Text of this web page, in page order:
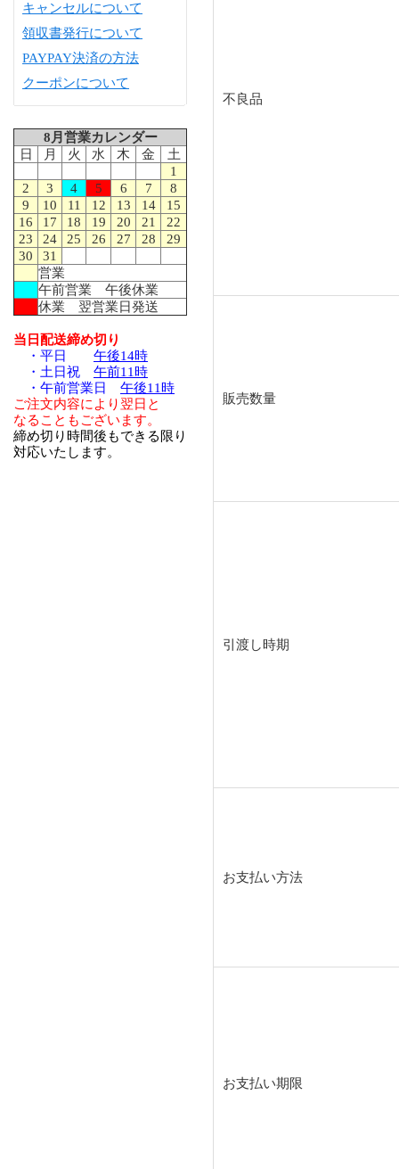
キャンセルについて
領収書発行について
PAYPAY決済の方法
クーポンについて
8月営業カレンダー
日
月 火 水 木 金
土
1
2
3 4 5 6 7
8
9
10 11 12 13 14
15
16
17 18 19 20 21
22
23
24 25 26 27 28
29
30
31
営業
午前営業 午後休業
休業 翌営業日発送
当日配送締め切り
・平日 午後14時
・土日祝 午前11時
・午前営業日 午後11時
ご注文内容により翌日と
なることもございます。
締め切り時間後もできる限り
対応いたします。
不良品
販売数量
引渡し時期
お支払い方法
お支払い期限